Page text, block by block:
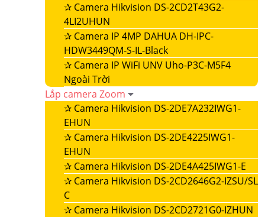
✰ Camera Hikvision DS-2CD2T43G2-
4LI2UHUN
✰ Camera IP 4MP DAHUA DH-IPC-
HDW3449QM-S-IL-Black
✰ Camera IP WiFi UNV Uho-P3C-M5F4
Ngoài Trời
Lắp camera Zoom
✰ Camera Hikvision DS-2DE7A232IWG1-
EHUN
✰ Camera Hikvision DS-2DE4225IWG1-
EHUN
✰ Camera Hikvision DS-2DE4A425IWG1-E
✰ Camera Hikvision DS-2CD2646G2-IZSU/SL
C
✰ Camera Hikvision DS-2CD2721G0-IZHUN